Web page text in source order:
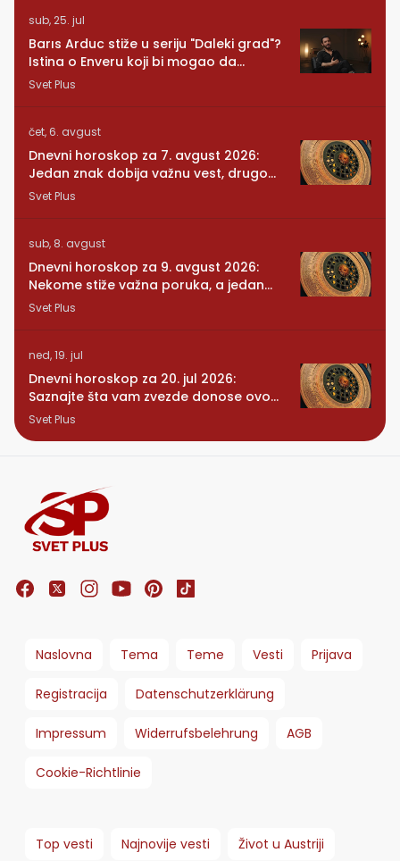
sub, 25. jul
Barıs Arduc stiže u seriju "Daleki grad"?
Istina o Enveru koji bi mogao da
promeni sve
Svet Plus
čet, 6. avgust
Dnevni horoskop za 7. avgust 2026:
Jedan znak dobija važnu vest, drugom
se vraća osoba iz prošlosti
Svet Plus
sub, 8. avgust
Dnevni horoskop za 9. avgust 2026:
Nekome stiže važna poruka, a jedan
znak konačno preseca
Svet Plus
ned, 19. jul
Dnevni horoskop za 20. jul 2026:
Saznajte šta vam zvezde donose ovog
ponedeljka
Svet Plus
Naslovna Tema Teme Vesti Prijava
Registracija Datenschutzerklärung
Impressum Widerrufsbelehrung AGB
Cookie-Richtlinie
Top vesti Najnovije vesti Život u Austriji